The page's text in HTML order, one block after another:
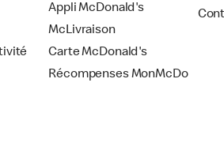
Appli McDonald's
McLivraison
Carte McDonald's
Récompenses MonMcDo